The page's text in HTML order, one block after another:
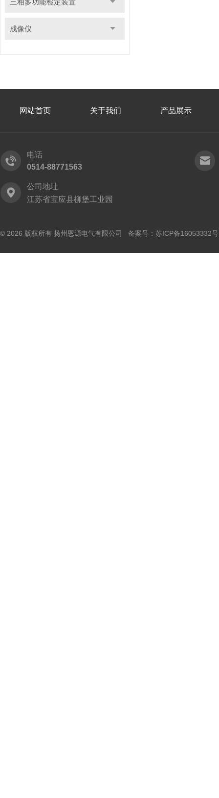
三相多功能检定装置
成像仪
网站首页 关于我们 产品展示
电话
0514-88771563
公司地址
江苏省宝应县柳堡工业园
© 2026 版权所有 扬州恩源电气有限公司 备案号： 苏ICP备16053332